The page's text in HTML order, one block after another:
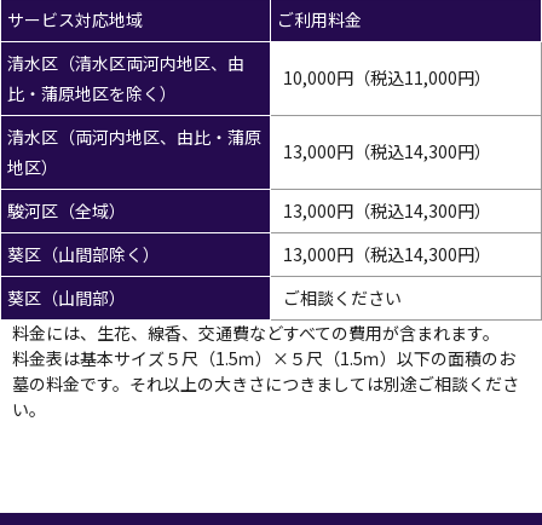
サービス対応地域
ご利用料金
清水区（清水区両河内地区、由
比・蒲原地区を除く）
10,000円（税込11,000円）
清水区（両河内地区、由比・蒲原
地区）
13,000円（税込14,300円）
駿河区（全域）
13,000円（税込14,300円）
葵区（山間部除く）
13,000円（税込14,300円）
葵区（山間部）
ご相談ください
料金には、生花、線香、交通費などすべての費用が含まれます。
料金表は基本サイズ５尺（1.5ｍ）×５尺（1.5ｍ）以下の面積のお
墓の料金です。それ以上の大きさにつきましては別途ご相談くださ
い。